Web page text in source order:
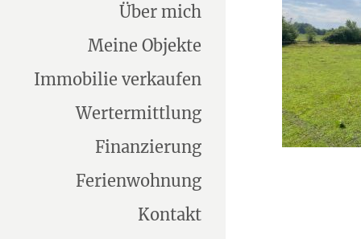
Über mich
Meine Objekte
Immobilie verkaufen
Wertermittlung
Finanzierung
Ferienwohnung
Kontakt